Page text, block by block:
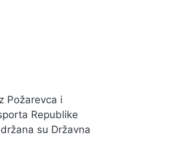
Požarevca i
Republike
su Državna